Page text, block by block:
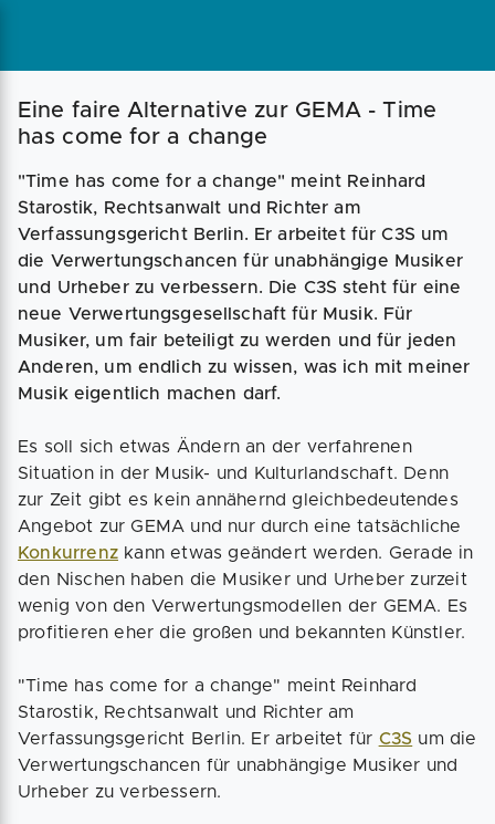
Magazin Businessplan Fördermittel
Eine faire Alternative zur GEMA - Time
has come for a change
"Time has come for a change" meint Reinhard
Starostik, Rechtsanwalt und Richter am
Verfassungsgericht Berlin. Er arbeitet für C3S um
die Verwertungschancen für unabhängige Musiker
und Urheber zu verbessern. Die C3S steht für eine
neue Verwertungsgesellschaft für Musik. Für
Musiker, um fair beteiligt zu werden und für jeden
Anderen, um endlich zu wissen, was ich mit meiner
Musik eigentlich machen darf.
Es soll sich etwas Ändern an der verfahrenen
Situation in der Musik- und Kulturlandschaft. Denn
zur Zeit gibt es kein annähernd gleichbedeutendes
Angebot zur GEMA und nur durch eine tatsächliche
Konkurrenz kann etwas geändert werden. Gerade in
den Nischen haben die Musiker und Urheber zurzeit
wenig von den Verwertungsmodellen der GEMA. Es
profitieren eher die großen und bekannten Künstler.
"Time has come for a change" meint Reinhard
Starostik, Rechtsanwalt und Richter am
Verfassungsgericht Berlin. Er arbeitet für C3S um die
Verwertungschancen für unabhängige Musiker und
Urheber zu verbessern.